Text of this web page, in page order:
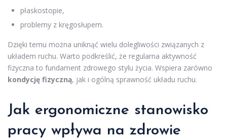
płaskostopie,
problemy z kręgosłupem.
Dzięki temu można uniknąć wielu dolegliwości związanych z
układem ruchu. Warto podkreślić, że regularna aktywność
fizyczna to fundament zdrowego stylu życia. Wspiera zarówno
kondycję fizyczną, jak i ogólną sprawność układu ruchu.
Jak ergonomiczne stanowisko
pracy wpływa na zdrowie